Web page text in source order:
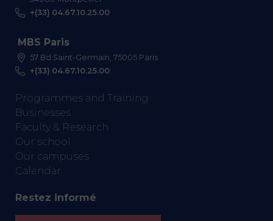
+(33) 04.67.10.25.00
MBS Paris
57 Bd Saint-Germain, 75005 Paris
+(33) 04.67.10.25.00
Programmes and Training
Businesses
Faculty & Research
Our school
Our campuses
Calendar
Restez informé